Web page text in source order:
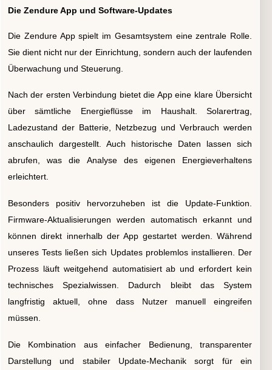
Die Zendure App und Software-Updates
Die Zendure App spielt im Gesamtsystem eine zentrale Rolle.
Sie dient nicht nur der Einrichtung, sondern auch der laufenden
Überwachung und Steuerung.
Nach der ersten Verbindung bietet die App eine klare Übersicht
über sämtliche Energieflüsse im Haushalt. Solarertrag,
Ladezustand der Batterie, Netzbezug und Verbrauch werden
anschaulich dargestellt. Auch historische Daten lassen sich
abrufen, was die Analyse des eigenen Energieverhaltens
erleichtert.
Besonders positiv hervorzuheben ist die Update-Funktion.
Firmware-Aktualisierungen werden automatisch erkannt und
können direkt innerhalb der App gestartet werden. Während
unseres Tests ließen sich Updates problemlos installieren. Der
Prozess läuft weitgehend automatisiert ab und erfordert kein
technisches Spezialwissen. Dadurch bleibt das System
langfristig aktuell, ohne dass Nutzer manuell eingreifen
müssen.
Die Kombination aus einfacher Bedienung, transparenter
Darstellung und stabiler Update-Mechanik sorgt für ein